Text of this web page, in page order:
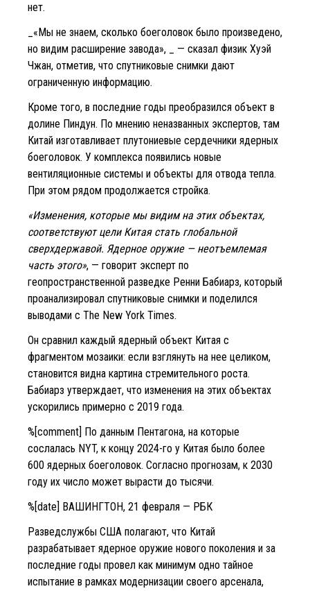
нет.
_«Мы не знаем, сколько боеголовок было произведено,
но видим расширение завода», _ — сказал физик Хуэй
Чжан, отметив, что спутниковые снимки дают
ограниченную информацию.
Кроме того, в последние годы преобразился объект в
долине Пиндун. По мнению неназванных экспертов, там
Китай изготавливает плутониевые сердечники ядерных
боеголовок. У комплекса появились новые
вентиляционные системы и объекты для отвода тепла.
При этом рядом продолжается стройка.
«Изменения, которые мы видим на этих объектах,
соответствуют цели Китая стать глобальной
сверхдержавой. Ядерное оружие — неотъемлемая
часть этого», — говорит эксперт по
геопространственной разведке Ренни Бабиарз, который
проанализировал спутниковые снимки и поделился
выводами с The New York Times.
Он сравнил каждый ядерный объект Китая с
фрагментом мозаики: если взглянуть на нее целиком,
становится видна картина стремительного роста.
Бабиарз утверждает, что изменения на этих объектах
ускорились примерно с 2019 года.
%[comment] По данным Пентагона, на которые
сослалась NYT, к концу 2024-го у Китая было более
600 ядерных боеголовок. Согласно прогнозам, к 2030
году их число может вырасти до тысячи.
%[date] ВАШИНГТОН, 21 февраля — РБК
Разведслужбы США полагают, что Китай
разрабатывает ядерное оружие нового поколения и за
последние годы провел как минимум одно тайное
испытание в рамках модернизации своего арсенала,